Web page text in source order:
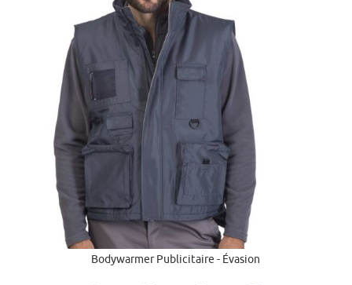
Bodywarmer Publicitaire - Évasion